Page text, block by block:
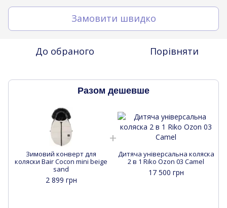
Замовити швидко
До обраного Порівняти
Разом дешевше
Зимовий конверт для
коляски Bair Cocon mini beige
sand
2 899 грн
Дитяча універсальна коляска
2 в 1 Riko Ozon 03 Camel
17 500 грн